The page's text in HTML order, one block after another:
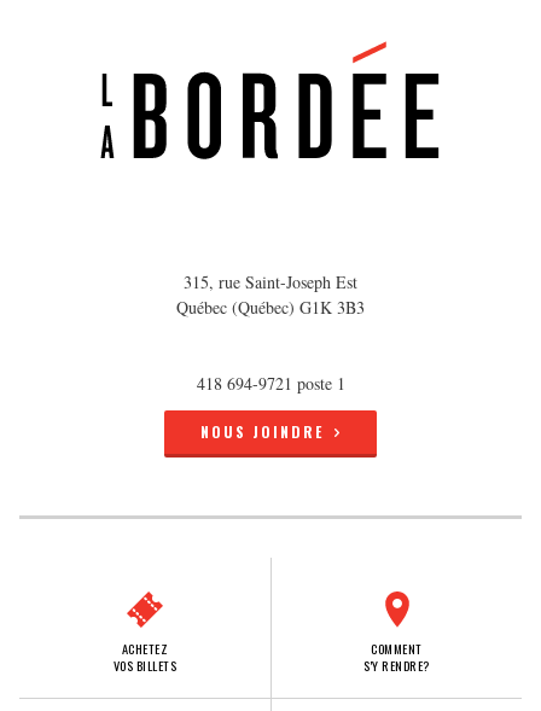
315, rue Saint-Joseph Est
Québec (Québec) G1K 3B3
418 694-9721 poste 1
NOUS JOINDRE
ACHETEZ
VOS BILLETS
COMMENT
S'Y RENDRE?